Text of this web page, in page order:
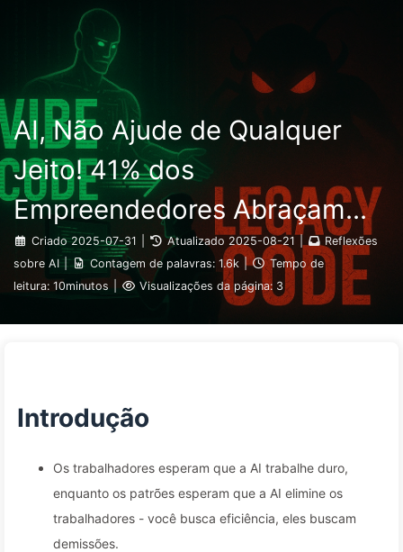
O Caminho para a Transformação com IA
Pesquisar
Categorias
AI, Não Ajude de Qualquer
Jeito! 41% dos
Empreendedores Abraçam
Tarefas "Vermelhas",
Tecnologias Fracas Fazem os
Funcionários Sofrerem Mais -
163
Criado 2025-07-31 Atualizado 2025-08-21
Reflexões
sobre AI | Contagem de palavras: 1.6k |
Tempo de
leitura: 10minutos Visualizações da página: 3
Introdução
Os trabalhadores esperam que a AI trabalhe duro,
enquanto os patrões esperam que a AI elimine os
trabalhadores - você busca eficiência, eles buscam
demissões.